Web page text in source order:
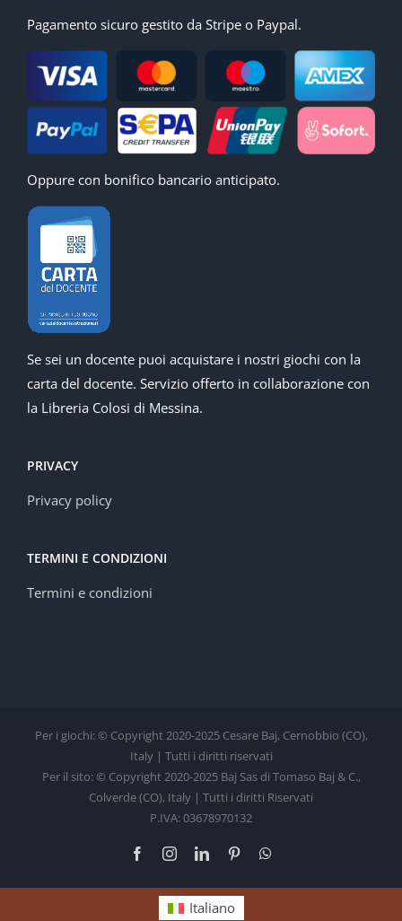
Pagamento sicuro gestito da Stripe o Paypal.
Oppure con bonifico bancario anticipato.
Se sei un docente puoi acquistare i nostri giochi con la
carta del docente. Servizio offerto in collaborazione con
la Libreria Colosi di Messina.
PRIVACY
Privacy policy
TERMINI E CONDIZIONI
Termini e condizioni
Per i giochi: © Copyright 2020-2025 Cesare Baj, Cernobbio (CO),
Italy | Tutti i diritti riservati
Per il sito: © Copyright 2020-2025 Baj Sas di Tomaso Baj & C.,
Colverde (CO), Italy | Tutti i diritti Riservati
P.IVA: 03678970132
FacebookInstagramLinkedInPinterest
Italiano